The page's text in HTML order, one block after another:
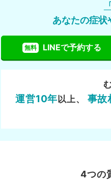
あなたの症状
無料 LINEで予約する
運営10年以上、 事故
4つの